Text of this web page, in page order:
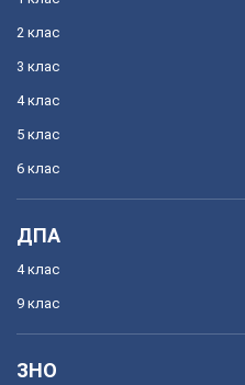
2 клас
3 клас
4 клас
5 клас
6 клас
ДПА
4 клас
9 клас
ЗНО